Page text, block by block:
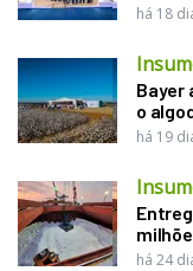
há 18
Bayer
o
há 19
há 24